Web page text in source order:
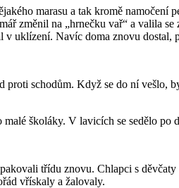
marasu a tak kromě namočení
změnil na „hrnečku vař“ a valila
uklízení. Navíc doma znovu
schodům. Když se do ní vešlo,
školáky. V lavicích se sedělo po
třídu znovu. Chlapci s
vřískaly a žalovaly.